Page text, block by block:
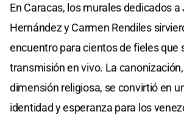
En Caracas, los murales dedicados a
Hernández y Carmen Rendiles
encuentro para cientos de fieles que
transmisión en vivo. La
dimensión religiosa, se convirtió en
identidad y esperanza para los